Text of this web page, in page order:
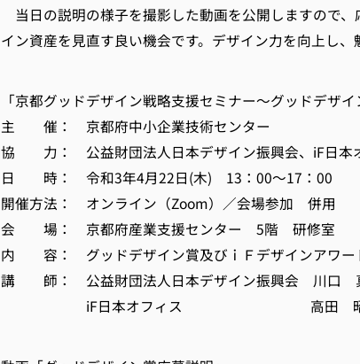
当日の説明の様子を撮影した動画を公開しますので
イン資産を見直す良い機会です。デザイン力を向上し
「京都グッドデザイン戦略支援セミナー～グッドデザ
主 催： 京都府中小企業技術センター
協 力： 公益財団法人日本デザイン振興会、iF日本
日 時： 令和3年4月22日(木) 13：00～17：00
開催方法： オンライン（Zoom）／会場参加 併用
会 場： 京都府産業支援センター 5階 研修室
内 容： グッドデザイン賞及びｉＦデザインアワー
講 師： 公益財団法人日本デザイン振興会 川口
iF日本オフィス 高田 昭